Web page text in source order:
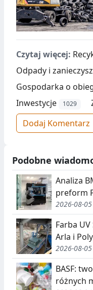
Czytaj więcej:
Odpady i
Gospodarka o
Inwestycje 1029
Dodaj Komentarz
Podobne
Analiza
preform
2026-08-05
Farba
Arla i
2026-08-05
BASF:
różnych